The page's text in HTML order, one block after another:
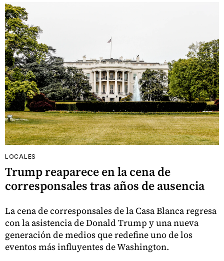
LOCALES
Trump reaparece en la cena de
corresponsales tras años de ausencia
La cena de corresponsales de la Casa Blanca regresa
con la asistencia de Donald Trump y una nueva
generación de medios que redefine uno de los
eventos más influyentes de Washington.